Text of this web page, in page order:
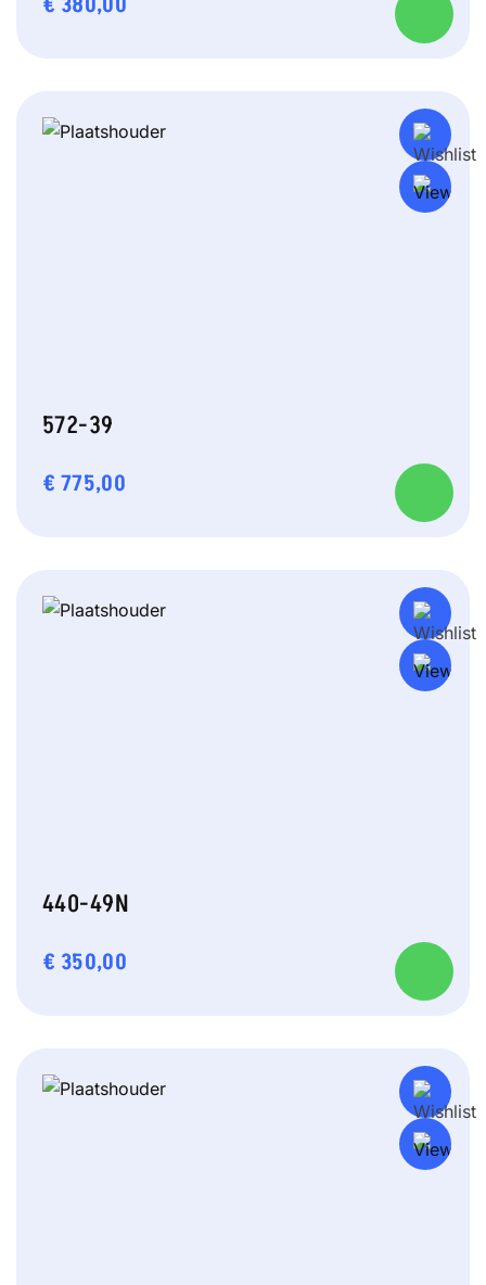
572-39
€ 775,00
440-49N
€ 350,00